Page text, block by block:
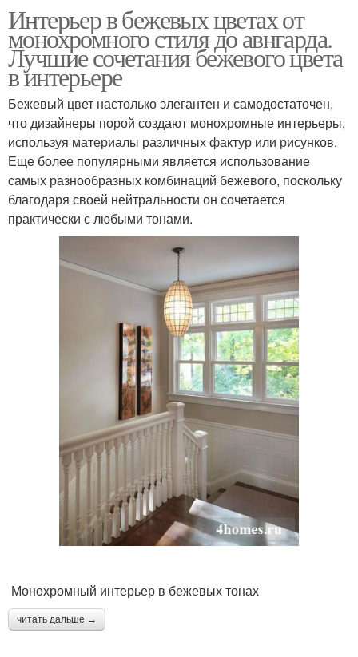
Интерьер в бежевых цветах от
монохромного стиля до авнгарда.
Лучшие сочетания бежевого цвета
в интерьере
Бежевый цвет настолько элегантен и самодостаточен,
что дизайнеры порой создают монохромные интерьеры,
используя материалы различных фактур или рисунков.
Еще более популярными является использование
самых разнообразных комбинаций бежевого, поскольку
благодаря своей нейтральности он сочетается
практически с любыми тонами.
Монохромный интерьер в бежевых тонах
читать дальше →